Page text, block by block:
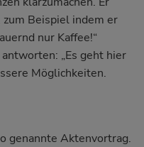
Beispiel indem er
nur Kaffee!“
„Es geht hier
Möglichkeiten.
genannte Aktenvortrag.